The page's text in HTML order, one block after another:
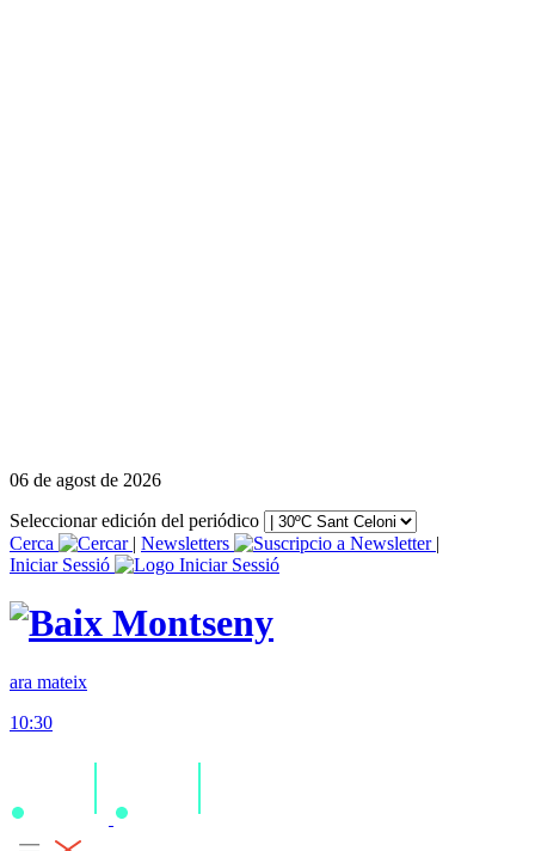
06 de agost de 2026
Seleccionar edición del periódico
Cerca
| Newsletters
|
Iniciar Sessió
ara mateix
10:30